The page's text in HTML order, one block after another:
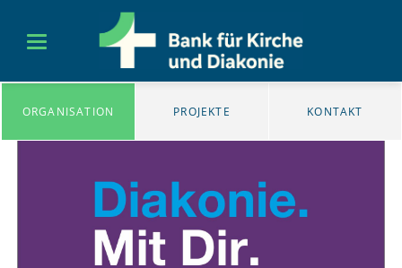
ORGANISATION PROJEKTE KONTAKT